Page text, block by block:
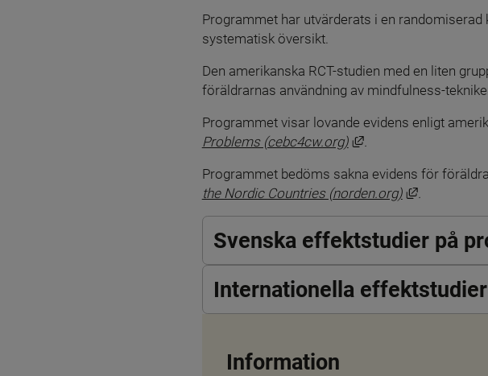
Programmet har utvärderats i en
systematisk översikt.
Den amerikanska RCT-studien med en liten
föräldrarnas användning av mindfulness-
Programmet visar lovande evidens enligt
Problems (cebc4cw.org)
Länk till annan
.
Programmet bedöms sakna evidens för
the Nordic Countries (norden.org)
Länk till
.
Svenska effektstudier på
Internationella
Information